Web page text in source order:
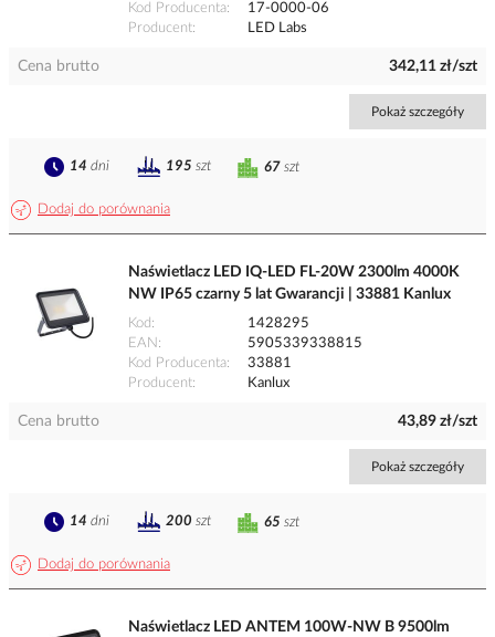
Kod Producenta
17-0000-06
Producent
LED Labs
Cena brutto 342,11 zł/szt
Pokaż szczegóły
Dodaj do porównania
67 szt
14 dni 195 szt
Naświetlacz LED IQ-LED FL-20W 2300lm 4000K
NW IP65 czarny 5 lat Gwarancji | 33881 Kanlux
Kod
1428295
EAN
5905339338815
Kod Producenta
33881
Producent
Kanlux
Cena brutto 43,89 zł/szt
Pokaż szczegóły
Dodaj do porównania
65 szt
14 dni 200 szt
Naświetlacz LED ANTEM 100W-NW B 9500lm